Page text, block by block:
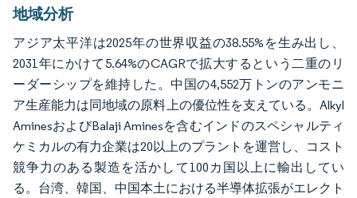
地域分析
アジア太平洋は2025年の世界収益の38.55%を生み出し、
2031年にかけて5.64%のCAGRで拡大するという二重のリ
ーダーシップを維持した。中国の4,552万トンのアンモニ
ア生産能力は同地域の原料上の優位性を支えている。Alkyl
AminesおよびBalaji Aminesを含むインドのスペシャルティ
ケミカルの有力企業は20以上のプラントを運営し、コスト
競争力のある製造を活かして100カ国以上に輸出してい
る。台湾、韓国、中国本土における半導体拡張がエレクト